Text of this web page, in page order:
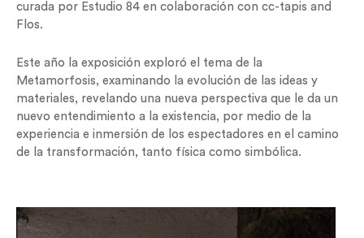
curada por Estudio 84 en colaboración con cc-tapis and
Flos.
Este año la exposición exploró el tema de la
Metamorfosis, examinando la evolución de las ideas y
materiales, revelando una nueva perspectiva que le da un
nuevo entendimiento a la existencia, por medio de la
experiencia e inmersión de los espectadores en el camino
de la transformación, tanto física como simbólica.